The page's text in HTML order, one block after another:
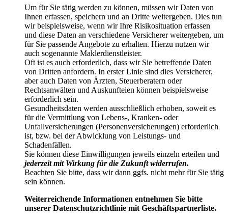
Um für Sie tätig werden zu können, müssen wir Daten von
Ihnen erfassen, speichern und an Dritte weitergeben. Dies tun
wir beispielsweise, wenn wir Ihre Risikosituation erfassen
und diese Daten an verschiedene Versicherer weitergeben, um
für Sie passende Angebote zu erhalten. Hierzu nutzen wir
auch sogenannte Maklerdienstleister.
Oft ist es auch erforderlich, dass wir Sie betreffende Daten
von Dritten anfordern. In erster Linie sind dies Versicherer,
aber auch Daten von Ärzten, Steuerberatern oder
Rechtsanwälten und Auskunfteien können beispielsweise
erforderlich sein.
Gesundheitsdaten werden ausschließlich erhoben, soweit es
für die Vermittlung von Lebens-, Kranken- oder
Unfallversicherungen (Personenversicherungen) erforderlich
ist, bzw. bei der Abwicklung von Leistungs- und
Schadenfällen.
Sie können diese Einwilligungen jeweils einzeln erteilen und
jederzeit mit Wirkung für die Zukunft widerrufen.
Beachten Sie bitte, dass wir dann ggfs. nicht mehr für Sie tätig
sein können.
Weiterreichende Informationen entnehmen Sie bitte
unserer Datenschutzrichtlinie mit Geschäftspartnerliste.